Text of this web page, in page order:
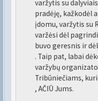
varžytis su
pradėję, kažkodėl
įdomu, varžytis su
varžėsi dėl
buvo geresnis ir
. Taip pat, labai
varžybų
Tribūniečiams,
, AČIŪ Jums.